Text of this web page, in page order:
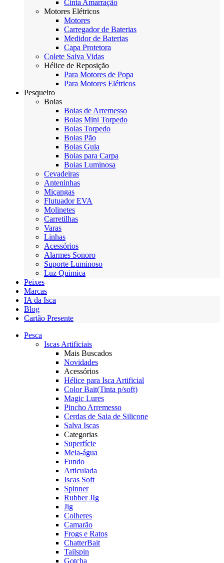
Cinta Amarração
Motores Elétricos
Motores
Carregador de Baterias
Medidor de Baterias
Capa Protetora
Colete Salva Vidas
Hélice de Reposição
Para Motores de Popa
Para Motores Elétricos
Pesqueiro
Boias
Boias de Arremesso
Boias Mini Torpedo
Boias Torpedo
Boias Pão
Boias Guia
Boias para Carpa
Boias Luminosa
Cevadeiras
Anteninhas
Miçangas
Flutuador EVA
Molinetes
Carretilhas
Varas
Linhas
Acessórios
Alarmes Sonoro
Suporte Luminoso
Luz Quimica
Peixes
Marcas
IA da Isca
Blog
Cartão Presente
Pesca
Iscas Artificiais
Mais Buscados
Novidades
Acessórios
Hélice para Isca Artificial
Color Bait(Tinta p/soft)
Magic Lures
Pincho Arremesso
Cerdas de Saia de Silicone
Salva Iscas
Categorias
Superfície
Meia-água
Fundo
Articulada
Iscas Soft
Spinner
Rubber JIg
Jig
Colheres
Camarão
Frogs e Ratos
ChatterBait
Tailspin
Gotcha